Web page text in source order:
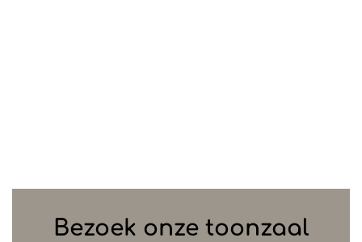
Bezoek onze toonzaal